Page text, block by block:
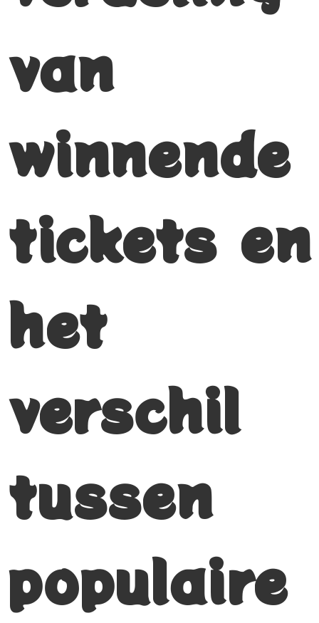
van
winnende
tickets en
het
verschil
tussen
populaire